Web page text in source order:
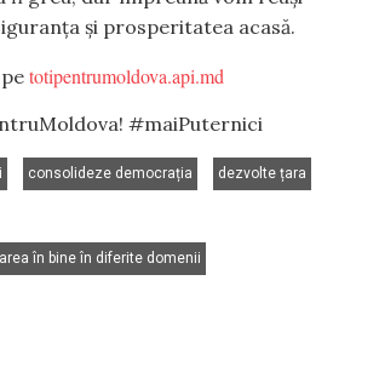
și prosperitatea acasă.
totipentrumoldova.api.md
#maiPuternici
consolideze democrația
dezvolte țara
în bine în diferite domenii